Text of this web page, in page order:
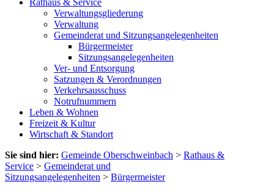
Rathaus & Service
Verwaltungsgliederung
Verwaltung
Gemeinderat und Sitzungsangelegenheiten
Bürgermeister
Sitzungsangelegenheiten
Ver- und Entsorgung
Satzungen & Verordnungen
Verkehrsausschuss
Notrufnummern
Leben & Wohnen
Freizeit & Kultur
Wirtschaft & Standort
Sie sind hier: Gemeinde Oberschweinbach > Rathaus &
Service > Gemeinderat und
Sitzungsangelegenheiten > Bürgermeister